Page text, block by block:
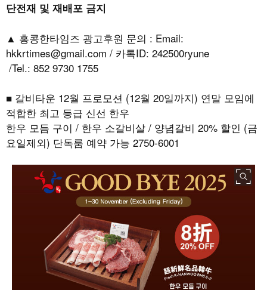
단전재 및 재배포 금지
▲ 홍콩한타임즈 광고후원 문의 : Email:
hkkrtimes@gmail.com / 카톡ID: 242500ryune
/Tel.: 852 9730 1755
■ 갈비타운 12월 프로모션 (12월 20일까지) 연말 모임에
적합한 최고 등급 신선 한우
한우 모듬 구이 / 한우 소갈비살 / 양념갈비 20% 할인 (금
요일제외) 단독룸 예약 가능 2750-6001